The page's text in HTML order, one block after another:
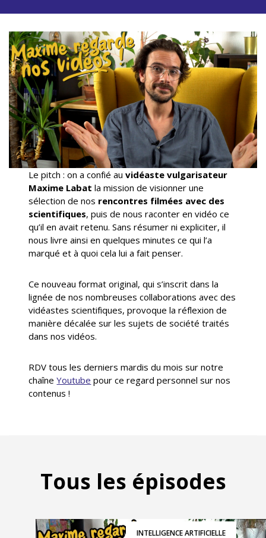
Le pitch : on a confié auvidéaste vulgarisateur
Maxime Labat la mission de visionner une
sélection de nos rencontres filmées avec des
scientifiques, puis de nous raconter en vidéo ce
qu’il en avait retenu. Sans résumer ni expliciter, il
nous livre ainsi en quelques minutes ce qui l’a
marqué et à quoi cela lui a fait penser.
Ce nouveau format original, qui s’inscrit dans la
lignée de nos nombreuses collaborations avec des
vidéastes scientifiques, provoque la réflexion de
manière décalée sur les sujets de société traités
dans nos vidéos.
RDV tous les derniers mardis du mois sur notre
chaîneYoutube pour ce regard personnel sur nos
contenus !
Tous les épisodes
INTELLIGENCE ARTIFICIELLE